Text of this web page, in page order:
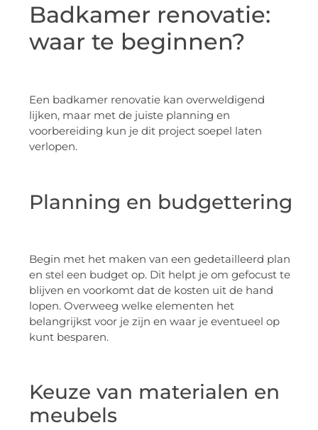
Badkamer renovatie:
waar te beginnen?
Een badkamer renovatie kan overweldigend
lijken, maar met de juiste planning en
voorbereiding kun je dit project soepel laten
verlopen.
Planning en budgettering
Begin met het maken van een gedetailleerd plan
en stel een budget op. Dit helpt je om gefocust te
blijven en voorkomt dat de kosten uit de hand
lopen. Overweeg welke elementen het
belangrijkst voor je zijn en waar je eventueel op
kunt besparen.
Keuze van materialen en
meubels